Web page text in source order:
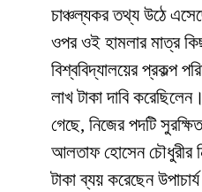
চাঞ্চল্যকর তথ্য উঠে
ওপর ওই হামলার মাত্র
বিশ্ববিদ্যালয়ের প্রকল্প
লাখ টাকা দাবি
গেছে, নিজের পদটি
আলতাফ হোসেন চৌধুরীর
টাকা ব্যয় করেছেন